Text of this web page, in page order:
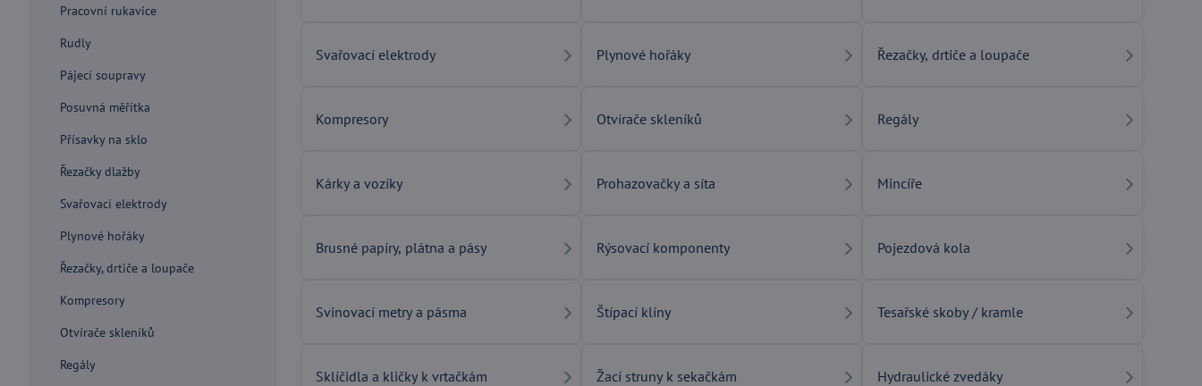
Svařovací elektrody Plynové hořáky Řezačky, drtiče a loupače
Kompresory Otvírače skleníků Regály
Kárky a vozíky Prohazovačky a síta Mincíře
Brusné papíry, plátna a pásy Rýsovací komponenty Pojezdová kola
Svinovací metry a pásma Štípací klíny Tesařské skoby / kramle
Sklíčidla a kličky k vrtačkám Žací struny k sekačkám Hydraulické zvedáky
Pracovní rukavice
Rudly
Pájecí soupravy
Posuvná měřítka
Přísavky na sklo
Řezačky dlažby
Svařovací elektrody
Plynové hořáky
Řezačky, drtiče a loupače
Kompresory
Otvírače skleníků
Regály